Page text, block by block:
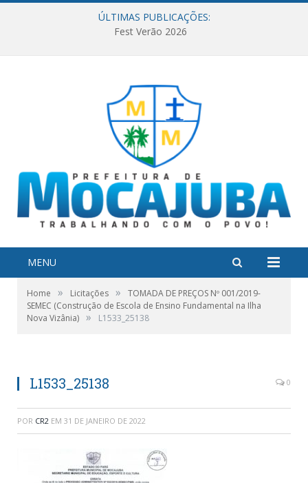
ÚLTIMAS PUBLICAÇÕES:
Fest Verão 2026
MENU
Home » Licitações »
TOMADA DE PREÇOS Nº 001/2019-
SEMEC (Construção de Escola de Ensino Fundamental na Ilha
Nova Vizânia) » L1533_25138
L1533_25138 0
POR CR2 EM 31 DE JANEIRO DE 2022